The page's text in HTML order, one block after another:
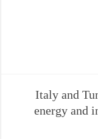
Italy
energy